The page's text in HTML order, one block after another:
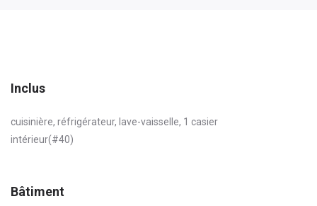
Inclus
cuisinière, réfrigérateur, lave-vaisselle, 1 casier
intérieur(#40)
Bâtiment